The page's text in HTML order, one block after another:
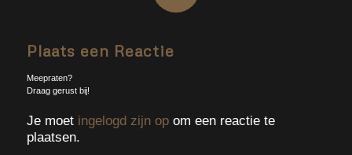
Plaats een Reactie
Meepraten?
Draag gerust bij!
Je moet ingelogd zijn opom een reactie te
plaatsen.